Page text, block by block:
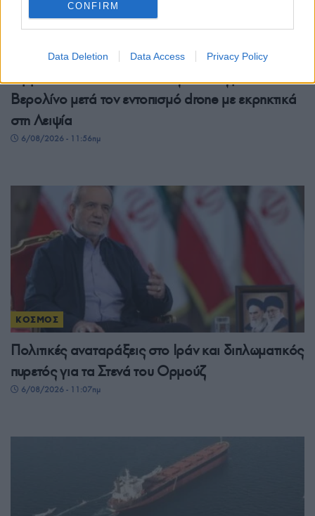
CONFIRM
Data Deletion Data Access Privacy Policy
Γερμανία: Νέα διάσταση στις απειλές βλέπει το
Βερολίνο μετά τον εντοπισμό drone με εκρηκτικά
στη Λειψία
6/08/2026 - 11:56πμ
ΚΟΣΜΟΣ
Πολιτικές αναταράξεις στο Ιράν και διπλωματικός
πυρετός για τα Στενά του Ορμούζ
6/08/2026 - 11:07πμ